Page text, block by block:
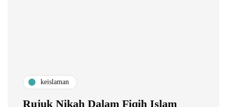
keislaman
Rujuk Nikah Dalam Fiqih Islam